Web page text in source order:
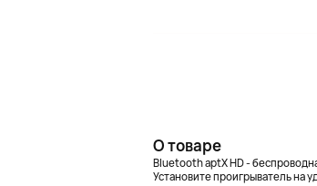
О товаре
Bluetooth aptX HD -
Установите проигрыватель на